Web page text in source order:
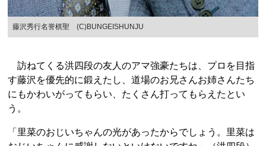
藤沢秀行名誉棋聖 (C)BUNGEISHUNJU
訪ねてくる洪四段の友人のアマ強豪たちは、プロを目指
す藤沢を優先的に鍛えたし、道場のお兄さんお姉さんたち
にもかわいがってもらい、たくさん打ってもらえたとい
う。
「里菜のおじいちゃんの光があったからでしょう。里菜は